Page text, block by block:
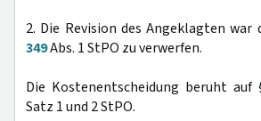
2. Die Revision des Angeklagten war
349Abs. 1 StPO zu verwerfen.
Die Kostenentscheidung beruht auf
Satz 1 und 2 StPO.